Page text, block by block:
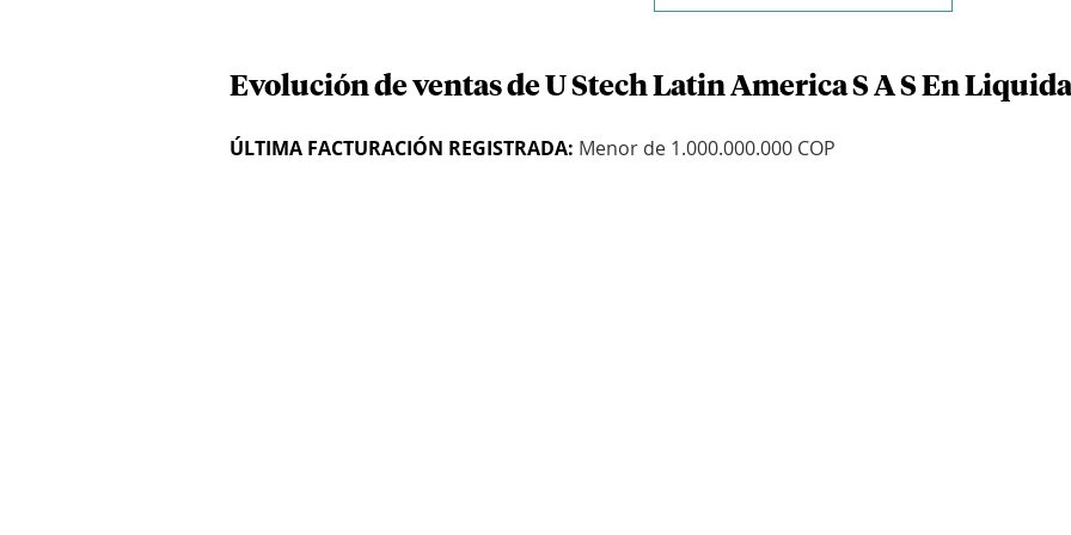
Evolución de ventas de U Stech Latin America S A S En
ÚLTIMA FACTURACIÓN REGISTRADA: Menor de 1.000.000.000 COP